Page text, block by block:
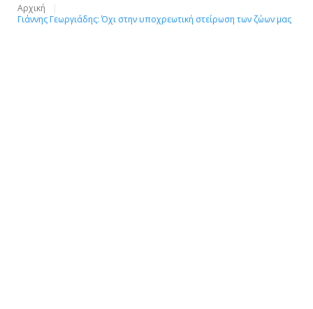
Αρχική
Γιάννης Γεωργιάδης: Όχι στην υποχρεωτική στείρωση των ζώων μας